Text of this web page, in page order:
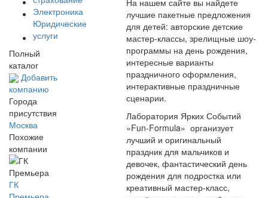
Электроника
Юридические
услуги
Полный
каталог
Добавить
компанию
Города
присутствия
Москва
Похожие
компании
ГК
На нашем сайте вы найдете
лучшие пакетные предложения
для детей: авторские детские
мастер-классы, зрелищные шоу-
программы на день рождения,
интересные варианты
праздничного оформления,
интерактивные праздничные
сценарии.
Лаборатория Ярких Событий
«Fun-Formula» организует
лучший и оригинальный
праздник для мальчиков и
девочек, фантастический день
рождения для подростка или
креативный мастер-класс,